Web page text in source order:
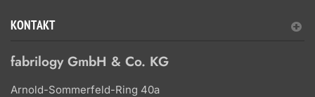
KONTAKT
fabrilogy GmbH & Co. KG
Arnold-Sommerfeld-Ring 40a